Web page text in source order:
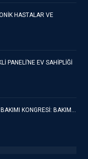
HASTALAR VE
PANELİ’NE EV SAHİPLİĞİ
KONGRESİ: BAKIM…